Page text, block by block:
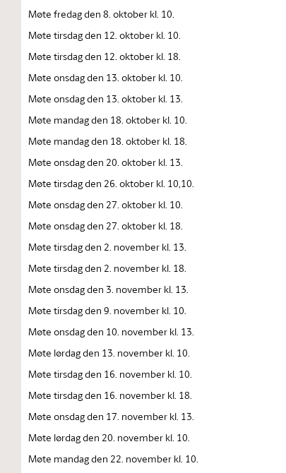
Møte fredag den 8. oktober kl. 10.
Møte tirsdag den 12. oktober kl. 10.
Møte tirsdag den 12. oktober kl. 18.
Møte onsdag den 13. oktober kl. 10.
Møte onsdag den 13. oktober kl. 13.
Møte mandag den 18. oktober kl. 10.
Møte mandag den 18. oktober kl. 18.
Møte onsdag den 20. oktober kl. 13.
Møte tirsdag den 26. oktober kl. 10,10.
Møte onsdag den 27. oktober kl. 10.
Møte onsdag den 27. oktober kl. 18.
Møte tirsdag den 2. november kl. 13.
Møte tirsdag den 2. november kl. 18.
Møte onsdag den 3. november kl. 13.
Møte tirsdag den 9. november kl. 10.
Møte onsdag den 10. november kl. 13.
Møte lørdag den 13. november kl. 10.
Møte tirsdag den 16. november kl. 10.
Møte tirsdag den 16. november kl. 18.
Møte onsdag den 17. november kl. 13.
Møte lørdag den 20. november kl. 10.
Møte mandag den 22. november kl. 10.